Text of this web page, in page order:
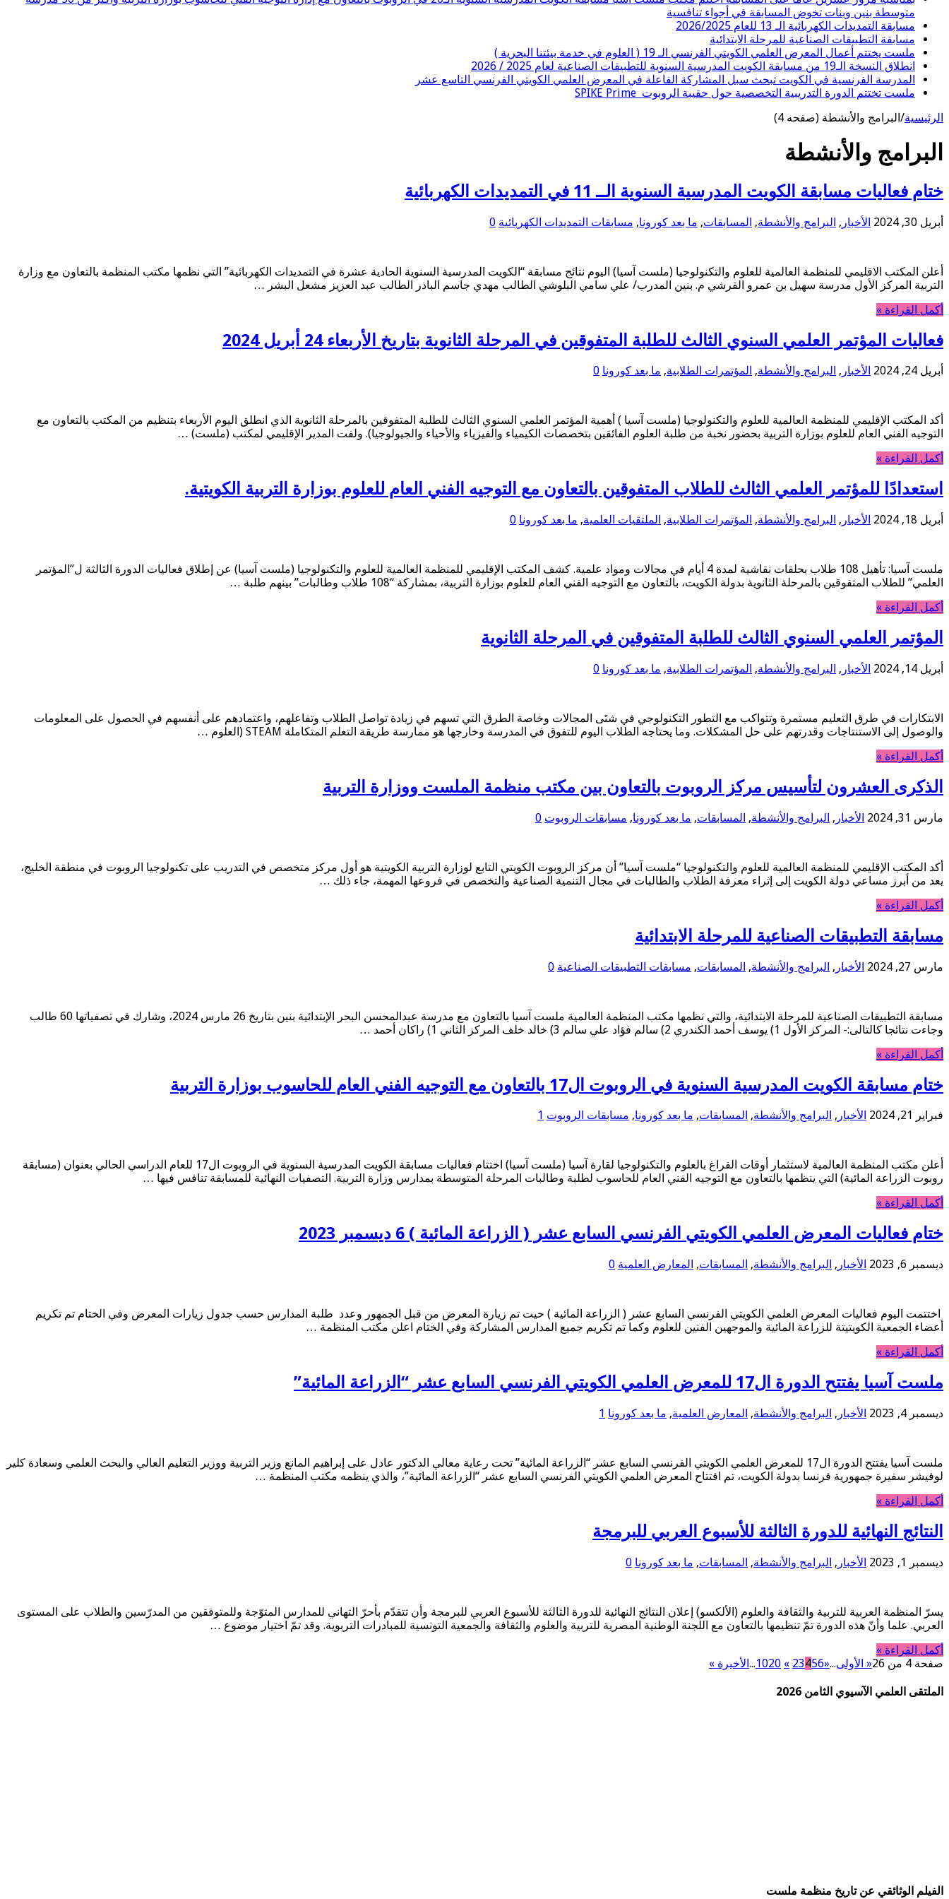
متوسطة بنين وبنات تخوض المسابقة في أجواء تنافسية
مسابقة التمديدات الكهربائية الـ 13 للعام 2026/2025
مسابقة التطبيقات الصناعية للمرحلة الابتدائية
ملست يختتم أعمال المعرض العلمي الكويتي الفرنسي الـ 19 ( العلوم في خدمة بيئتنا البحرية )
انطلاق النسخة الـ19 من مسابقة الكويت المدرسية السنوية للتطبيقات الصناعية لعام 2025 / 2026
المدرسة الفرنسية في الكويت تبحث سبل المشاركة الفاعلة في المعرض العلمي الكويتي الفرنسي التاسع عشر
ملست تختتم الدورة التدريبية التخصصية حول حقيبة الروبوت SPIKE Prime
الرئيسية/البرامج والأنشطة (صفحه 4)
البرامج والأنشطة
ختام فعاليات مسابقة الكويت المدرسية السنوية الــ 11 في التمديدات الكهربائية
أبريل 30, 2024 الأخبار , البرامج والأنشطة, المسابقات, ما بعد كورونا, مسابقات التمديدات الكهربائية 0
أعلن المكتب الاقليمي للمنظمة العالمية للعلوم والتكنولوجيا (ملست آسيا) اليوم نتائج مسابقة “الكويت المدرسية السنوية الحادية عشرة في التمديدات الكهربائية” التي نظمها مكتب المنظمة بالتعاون مع وزارة
التربية المركز الأول مدرسة سهيل بن عمرو القرشي م. بنين المدرب/ علي سامي البلوشي الطالب مهدي جاسم الباذر الطالب عبد العزيز مشعل البشر …
أكمل القراءة »
فعاليات المؤتمر العلمي السنوي الثالث للطلبة المتفوقين في المرحلة الثانوية بتاريخ الأربعاء 24 أبريل 2024
أبريل 24, 2024 الأخبار , البرامج والأنشطة, المؤتمرات الطلابية, ما بعد كورونا 0
أكد المكتب الإقليمي للمنظمة العالمية للعلوم والتكنولوجيا (ملست آسيا ) أهمية المؤتمر العلمي السنوي الثالث للطلبة المتفوقين بالمرحلة الثانوية الذي انطلق اليوم الأربعاء بتنظيم من المكتب بالتعاون مع
التوجيه الفني العام للعلوم بوزارة التربية بحضور نخبة من طلبة العلوم الفائقين بتخصصات الكيمياء والفيزياء والأحياء والجيولوجيا). ولفت المدير الإقليمي لمكتب (ملست) …
أكمل القراءة »
استعدادًا للمؤتمر العلمي الثالث للطلاب المتفوقين بالتعاون مع التوجيه الفني العام للعلوم بوزارة التربية الكويتية.
أبريل 18, 2024 الأخبار , البرامج والأنشطة, المؤتمرات الطلابية, الملتقيات العلمية, ما بعد كورونا 0
ملست آسيا: تأهيل 108 طلاب بحلقات نقاشية لمدة 4 أيام في مجالات ومواد علمية. كشف المكتب الإقليمي للمنظمة العالمية للعلوم والتكنولوجيا (ملست آسيا) عن إطلاق فعاليات الدورة الثالثة ل”المؤتمر
العلمي” للطلاب المتفوقين بالمرحلة الثانوية بدولة الكويت، بالتعاون مع التوجيه الفني العام للعلوم بوزارة التربية، بمشاركة “108 طلاب وطالبات” بينهم طلبة …
أكمل القراءة »
المؤتمر العلمي السنوي الثالث للطلبة المتفوقين في المرحلة الثانوية
أبريل 14, 2024 الأخبار , البرامج والأنشطة, المؤتمرات الطلابية, ما بعد كورونا 0
الابتكارات في طرق التعليم مستمرة وتتواكب مع التطور التكنولوجي في شتَى المجالات وخاصة الطرق التي تسهم في زيادة تواصل الطلاب وتفاعلهم، واعتمادهم على أنفسهم في الحصول على المعلومات
والوصول إلى الاستنتاجات وقدرتهم على حل المشكلات. وما يحتاجه الطلاب اليوم للتفوق في المدرسة وخارجها هو ممارسة طريقة التعلم المتكاملة STEAM (العلوم …
أكمل القراءة »
الذكرى العشرون لتأسيس مركز الروبوت بالتعاون بين مكتب منظمة الملست ووزارة التربية
مارس 31, 2024 الأخبار , البرامج والأنشطة, المسابقات, ما بعد كورونا, مسابقات الروبوت 0
أكد المكتب الإقليمي للمنظمة العالمية للعلوم والتكنولوجيا “ملست آسيا” أن مركز الروبوت الكويتي التابع لوزارة التربية الكويتية هو أول مركز متخصص في التدريب على تكنولوجيا الروبوت في منطقة الخليج،
يعد من أبرز مساعي دولة الكويت إلى إثراء معرفة الطلاب والطالبات في مجال التنمية الصناعية والتخصص في فروعها المهمة، جاء ذلك …
أكمل القراءة »
مسابقة التطبيقات الصناعية للمرحلة الابتدائية
مارس 27, 2024 الأخبار , البرامج والأنشطة, المسابقات, مسابقات التطبيقات الصناعية 0
مسابقة التطبيقات الصناعية للمرحلة الابتدائية، والتي نظمها مكتب المنظمة العالمية ملست آسيا بالتعاون مع مدرسة عبدالمحسن البحر الإبتدائية بنين بتاريخ 26 مارس 2024، وشارك في تصفياتها 60 طالب
وجاءت نتائجا كالتالى:- المركز الأول 1) يوسف أحمد الكندري 2) سالم فؤاد علي سالم 3) خالد خلف المركز الثاني 1) راكان أحمد …
أكمل القراءة »
ختام مسابقة الكويت المدرسية السنوية في الروبوت ال17 بالتعاون مع التوجيه الفني العام للحاسوب بوزارة التربية
فبراير 21, 2024 الأخبار , البرامج والأنشطة, المسابقات, ما بعد كورونا, مسابقات الروبوت 1
أعلن مكتب المنظمة العالمية لاستثمار أوقات الفراغ بالعلوم والتكنولوجيا لقارة آسيا (ملست آسيا) اختتام فعاليات مسابقة الكويت المدرسية السنوية في الروبوت ال17 للعام الدراسي الحالي بعنوان (مسابقة
روبوت الزراعة المائية) التي ينظمها بالتعاون مع التوجيه الفني العام للحاسوب لطلبة وطالبات المرحلة المتوسطة بمدارس وزارة التربية. التصفيات النهائية للمسابقة تنافس فيها …
أكمل القراءة »
ختام فعاليات المعرض العلمي الكويتي الفرنسي السابع عشر ( الزراعة المائية ) 6 ديسمبر 2023
ديسمبر 6, 2023 الأخبار , البرامج والأنشطة, المسابقات, المعارض العلمية 0
اختتمت اليوم فعاليات المعرض العلمي الكويتي الفرنسي السابع عشر ( الزراعة المائية ) حيت تم زيارة المعرض من قبل الجمهور وعدد طلبة المدارس حسب جدول زيارات المعرض وفي الختام تم تكريم
أعضاء الجمعية الكويتيتة للزراعة المائية والموجهين الفنين للعلوم وكما تم تكريم جميع المدارس المشاركة وفي الختام اعلن مكتب المنظمة …
أكمل القراءة »
ملست آسيا يفتتح الدورة ال17 للمعرض العلمي الكويتي الفرنسي السابع عشر “الزراعة المائية”
ديسمبر 4, 2023 الأخبار , البرامج والأنشطة, المعارض العلمية, ما بعد كورونا 1
ملست آسيا يفتتح الدورة ال17 للمعرض العلمي الكويتي الفرنسي السابع عشر “الزراعة المائية” تحت رعاية معالي الدكتور عادل على إبراهيم المانع وزير التربية ووزير التعليم العالي والبحث العلمي وسعادة كلير
لوفيشر سفيرة جمهورية فرنسا بدولة الكويت، تم افتتاح المعرض العلمي الكويتي الفرنسي السابع عشر “الزراعة المائية”، والذي ينظمه مكتب المنظمة …
أكمل القراءة »
النتائج النهائية للدورة الثالثة للأسبوع العربي للبرمجة
ديسمبر 1, 2023 الأخبار , البرامج والأنشطة, المسابقات, ما بعد كورونا 0
يسرّ المنظمة العربية للتربية والثقافة والعلوم (الألكسو) إعلان النتائج النهائية للدورة الثالثة للأسبوع العربي للبرمجة وأن تتقدّم بأحرّ التهاني للمدارس المتوّجة وللمتوفقين من المدرّسين والطلاب على المستوى
العربي. علما وأنّ هذه الدورة تمّ تنظيمها بالتعاون مع اللجنة الوطنية المصرية للتربية والعلوم والثقافة والجمعية التونسية للمبادرات التربوية. وقد تمّ اختيار موضوع …
أكمل القراءة »
صفحة 4 من 26
« الأولى...
«
23456
»
1020
...الأخيرة »
الملتقى العلمي الآسيوي الثامن 2026
الفيلم الوثائقي عن تاريخ منظمة ملست